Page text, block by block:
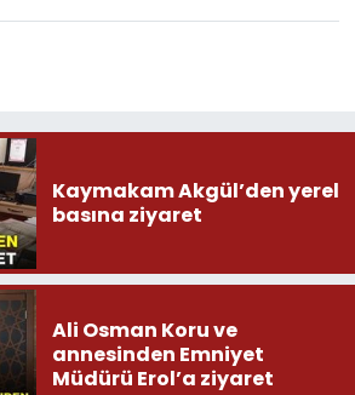
Kaymakam Akgül’den yerel
basına ziyaret
Ali Osman Koru ve
annesinden Emniyet
Müdürü Erol’a ziyaret